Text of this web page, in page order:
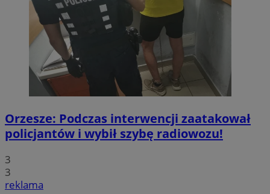
Orzesze: Podczas interwencji zaatakował
policjantów i wybił szybę radiowozu!
3
3
reklama